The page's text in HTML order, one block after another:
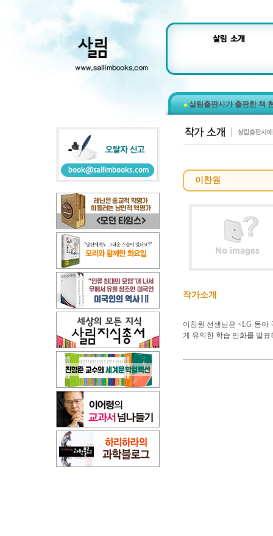
살림출판사가 출판한 책
이찬원
작가소개
이찬원 선생님은 <LG·동
게 유익한 학습 만화를 발표